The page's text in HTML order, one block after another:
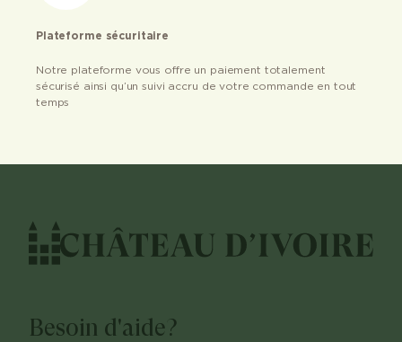
Plateforme sécuritaire
Notre plateforme vous offre un paiement totalement
sécurisé ainsi qu’un suivi accru de votre commande en tout
temps
Besoin d'aide?